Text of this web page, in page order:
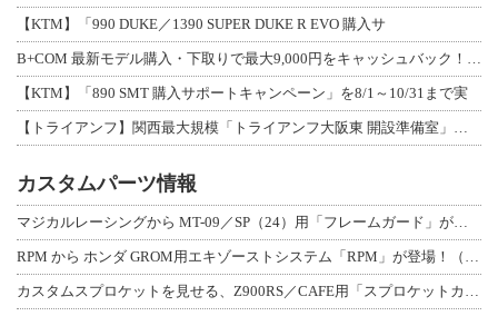
【KTM】「990 DUKE／1390 SUPER DUKE R EVO 購入サ
B+COM 最新モデル購入・下取りで最大9,000円をキャッシュバック！「B+F
【KTM】「890 SMT 購入サポートキャンペーン」を8/1～10/31まで実
【トライアンフ】関西最大規模「トライアンフ大阪東 開設準備室」がオープン！ 限定
カスタムパーツ情報
マジカルレーシングから MT-09／SP（24）用「フレームガード」が登場！
RPM から ホンダ GROM用エキゾーストシステム「RPM」が登場！（動画あり
カスタムスプロケットを見せる、Z900RS／CAFE用「スプロケットカバーフルキ